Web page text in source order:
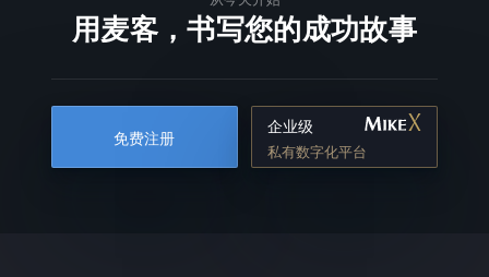
用麦客，书写您的成功故事
免费注册
企业级
私有数字化平台